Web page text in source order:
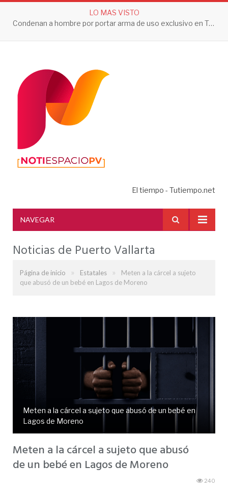
LO MAS VISTO
Condenan a hombre por portar arma de uso exclusivo en Tepic
El tiempo - Tutiempo.net
NAVEGAR
Noticias de Puerto Vallarta
Página de inicio » Estatales »
Meten a la cárcel a sujeto
que abusó de un bebé en Lagos de Moreno
Meten a la cárcel a sujeto que abusó de un bebé en
Lagos de Moreno
Meten a la cárcel a sujeto que abusó
de un bebé en Lagos de Moreno
240